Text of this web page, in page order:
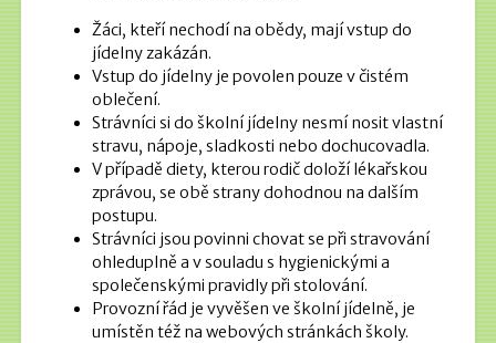
Žáci, kteří nechodí na obědy, mají vstup do
jídelny zakázán.
Vstup do jídelny je povolen pouze v čistém
oblečení.
Strávníci si do školní jídelny nesmí nosit vlastní
stravu, nápoje, sladkosti nebo dochucovadla.
V případě diety, kterou rodič doloží lékařskou
zprávou, se obě strany dohodnou na dalším
postupu.
Strávníci jsou povinni chovat se při stravování
ohleduplně a v souladu s hygienickými a
společenskými pravidly při stolování.
Provozní řád je vyvěšen ve školní jídelně, je
umístěn též na webových stránkách školy.